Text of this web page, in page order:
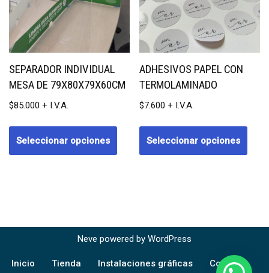
SEPARADOR INDIVIDUAL
MESA DE 79X80X79X60CM
$85.000
Seleccionar opciones
ADHESIVOS PAPEL CON
TERMOLAMINADO
$7.600
Seleccionar opciones
Neve powered by WordPress
Inicio Tienda Instalaciones gráficas Contacto